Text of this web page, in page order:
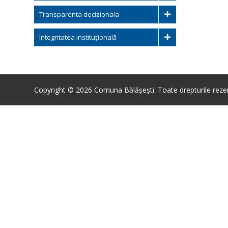
Transparenta decizionala
Integritatea instituțională
Copyright © 2026 Comuna Bălășești. Toate drepturile